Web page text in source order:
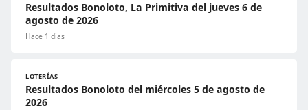
Resultados Bonoloto, La Primitiva del jueves 6 de
agosto de 2026
Hace 1 días
LOTERÍAS
Resultados Bonoloto del miércoles 5 de agosto de
2026